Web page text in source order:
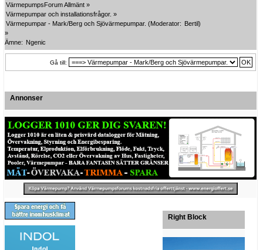
VärmepumpsForum Allmänt »
Värmepumpar och installationsfrågor. »
Värmepumpar - Mark/Berg och Sjövärmepumpar. (Moderator: Bertil)
»
Ämne: Ngenic
Gå till:
Annonser
Right Block